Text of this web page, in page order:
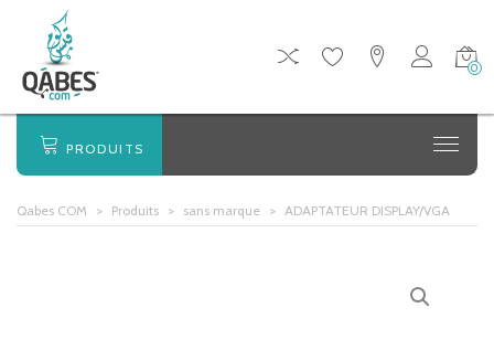
0
PRODUITS
Qabes COM > Produits > sans marque > ADAPTATEUR DISPLAY/VGA